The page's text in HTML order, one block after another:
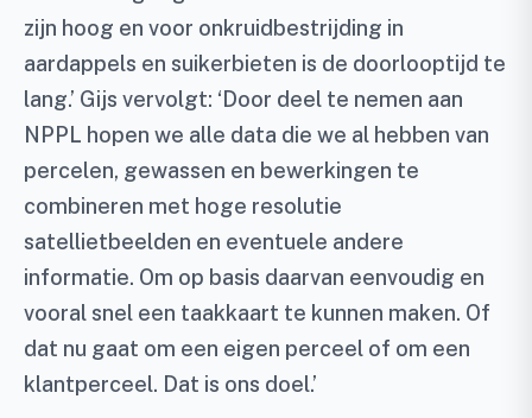
zijn hoog en voor onkruidbestrijding in
aardappels en suikerbieten is de doorlooptijd te
lang.’ Gijs vervolgt: ‘Door deel te nemen aan
NPPL hopen we alle data die we al hebben van
percelen, gewassen en bewerkingen te
combineren met hoge resolutie
satellietbeelden en eventuele andere
informatie. Om op basis daarvan eenvoudig en
vooral snel een taakkaart te kunnen maken. Of
dat nu gaat om een eigen perceel of om een
klantperceel. Dat is ons doel.’